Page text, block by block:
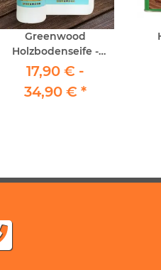
Greenwood
Holzbodenseife -
Reinigung geöltes
Parkett
17,90 € -
34,90 € *